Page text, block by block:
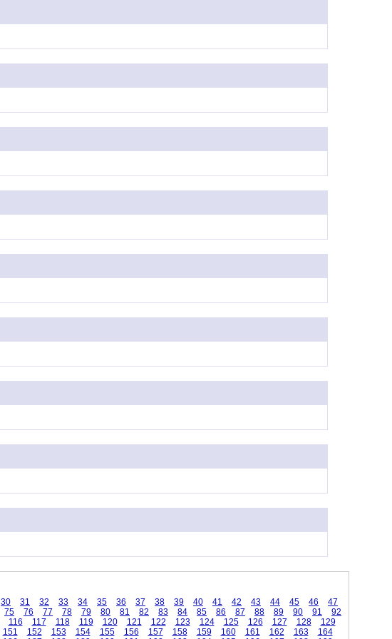
30 31 32 33 34 35 36 37 38 39 40 41 42 43 44 45 46
47
75 76 77 78 79 80 81 82 83 84 85 86 87 88 89 90 91
92
116 117 118 119 120 121 122 123 124 125 126 127 128
129
151 152 153 154 155 156 157 158 159 160 161 162 163
164